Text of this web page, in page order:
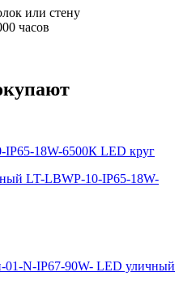
или стену
часов
LT-LBWP-10-IP65-18W-